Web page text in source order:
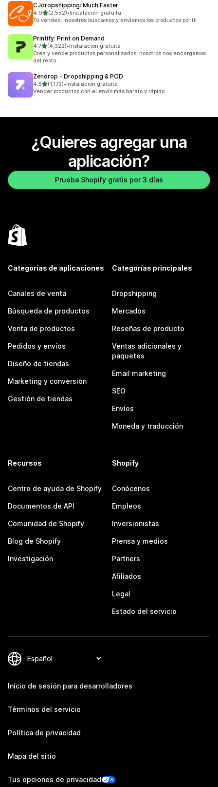
CJdropshipping: Much Faster
4.9de 5 estrellas
(2,552)
2552 reseñas en total
•Instalación gratuita
Tú vendes, ¡nosotros buscamos y enviamos los productos por ti!
Printify: Print on Demand
4.7de 5 estrellas
(4,322)
4322 reseñas en total
•Instalación gratuita
Crea y vende productos personalizados, nosotros nos encargamos
del resto.
Zendrop ‑ Dropshipping & POD
4.5de 5 estrellas
(1,173)
1173 reseñas en total
•Instalación gratuita
Vender productos con el envío más barato y rápido
¿Quieres agregar una
aplicación?
Prueba Shopify gratis por 3 días
Categorías de aplicaciones
Canales de venta
Búsqueda de productos
Venta de productos
Pedidos y envíos
Diseño de tiendas
Marketing y conversión
Gestión de tiendas
Categorías principales
Dropshipping
Mercados
Reseñas de producto
Ventas adicionales y
paquetes
Email marketing
SEO
Envíos
Moneda y traducción
Recursos
Centro de ayuda de Shopify
Documentos de API
Comunidad de Shopify
Blog de Shopify
Investigación
Shopify
Conócenos
Empleos
Inversionistas
Prensa y medios
Partners
Afiliados
Legal
Estado del servicio
Inicio de sesión para desarrolladores
Términos del servicio
Política de privacidad
Mapa del sitio
Tus opciones de privacidad